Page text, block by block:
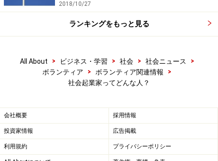
2018/10/27
ランキングをもっと見る
All About > ビジネス・学習 > 社会 > 社会ニュース
>
ボランティア
> ボランティア関連情報
>
社会起業家ってどんな人？
会社概要 採用情報
投資家情報 広告掲載
利用規約 プライバシーポリシー